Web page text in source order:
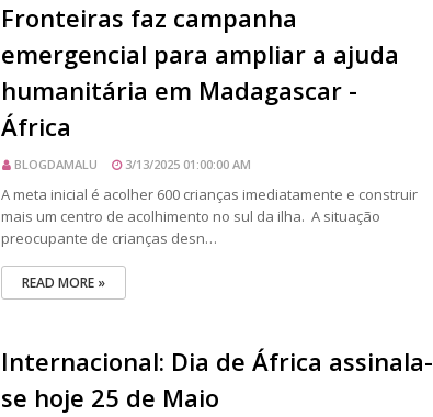
Fronteiras faz campanha
emergencial para ampliar a ajuda
humanitária em Madagascar -
África
BLOGDAMALU 3/13/2025 01:00:00 AM
A meta inicial é acolher 600 crianças imediatamente e construir
mais um centro de acolhimento no sul da ilha. A situação
preocupante de crianças desn…
READ MORE »
Internacional: Dia de África assinala-
se hoje 25 de Maio